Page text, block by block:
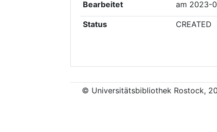
Bearbeitet am 2023-
Status CREATED
© Universitätsbibliothek Rostock,